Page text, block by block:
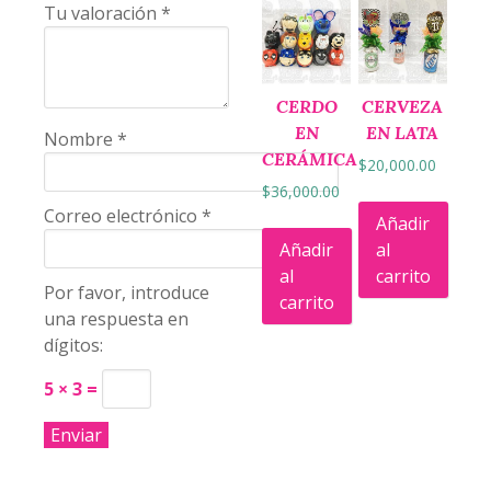
Tu valoración *
Nombre *
Correo electrónico *
Por favor, introduce
una respuesta en
dígitos:
5 × 3 =
CERDO
EN
CERÁMICA
$36,000.00
Añadir
al
carrito
CERVEZA
EN LATA
$20,000.00
Añadir
al
carrito